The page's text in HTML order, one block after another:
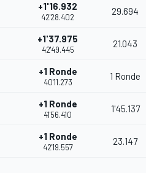
+1'16.932
42'28.402
29.694
+1'37.975
42'49.445
21.043
+1 Ronde
40'11.273
1 Ronde
+1 Ronde
41'56.410
1'45.137
+1 Ronde
42'19.557
23.147